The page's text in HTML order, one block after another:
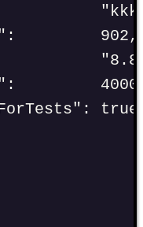
"kkk
: 902,
"
: 4000
" : true